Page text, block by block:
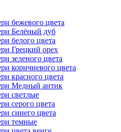
бежевого цвета
Белёный дуб
белого цвета
Грецкий орех
зеленого цвета
коричневого цвета
красного цвета
Медный антик
светлые
серого цвета
синего цвета
темные